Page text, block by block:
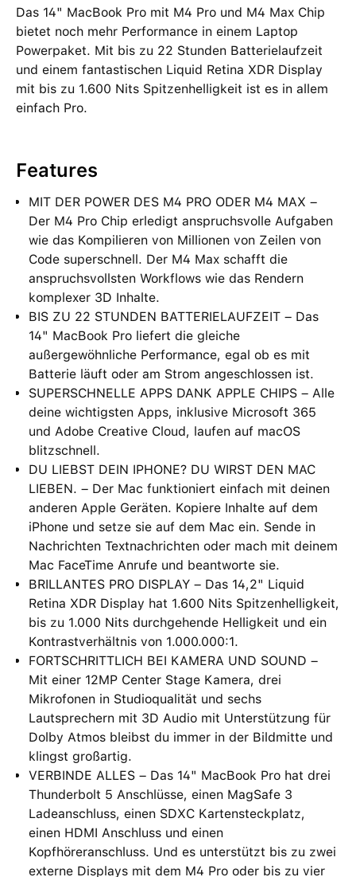
Das 14" MacBook Pro mit M4 Pro und M4 Max Chip
bietet noch mehr Performance in einem Laptop
Powerpaket. Mit bis zu 22 Stunden Batterielaufzeit
und einem fantastischen Liquid Retina XDR Display
mit bis zu 1.600 Nits Spitzenhelligkeit ist es in allem
einfach Pro.
Features
MIT DER POWER DES M4 PRO ODER M4 MAX –
Der M4 Pro Chip erledigt anspruchsvolle Aufgaben
wie das Kompilieren von Millionen von Zeilen von
Code superschnell. Der M4 Max schafft die
anspruchsvollsten Workflows wie das Rendern
komplexer 3D Inhalte.
BIS ZU 22 STUNDEN BATTERIELAUFZEIT – Das
14" MacBook Pro liefert die gleiche
außergewöhnliche Performance, egal ob es mit
Batterie läuft oder am Strom angeschlossen ist.
SUPERSCHNELLE APPS DANK APPLE CHIPS – Alle
deine wichtigsten Apps, inklusive Microsoft 365
und Adobe Creative Cloud, laufen auf macOS
blitzschnell.
DU LIEBST DEIN IPHONE? DU WIRST DEN MAC
LIEBEN. – Der Mac funktioniert einfach mit deinen
anderen Apple Geräten. Kopiere Inhalte auf dem
iPhone und setze sie auf dem Mac ein. Sende in
Nachrichten Textnachrichten oder mach mit deinem
Mac FaceTime Anrufe und beantworte sie.
BRILLANTES PRO DISPLAY – Das 14,2" Liquid
Retina XDR Display hat 1.600 Nits Spitzenhelligkeit,
bis zu 1.000 Nits durchgehende Helligkeit und ein
Kontrastverhältnis von 1.000.000:1.
FORTSCHRITTLICH BEI KAMERA UND SOUND –
Mit einer 12MP Center Stage Kamera, drei
Mikrofonen in Studioqualität und sechs
Lautsprechern mit 3D Audio mit Unterstützung für
Dolby Atmos bleibst du immer in der Bildmitte und
klingst großartig.
VERBINDE ALLES – Das 14" MacBook Pro hat drei
Thunderbolt 5 Anschlüsse, einen MagSafe 3
Ladeanschluss, einen SDXC Kartensteckplatz,
einen HDMI Anschluss und einen
Kopfhöreranschluss. Und es unterstützt bis zu zwei
externe Displays mit dem M4 Pro oder bis zu vier